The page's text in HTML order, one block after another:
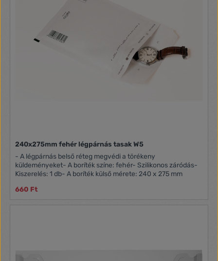
240x275mm fehér légpárnás tasak W5
- A légpárnás belső réteg megvédi a törékeny
küldeményeket- A boríték színe: fehér- Szilikonos záródás-
Kiszerelés: 1 db- A boríték külső mérete: 240 x 275 mm
660 Ft